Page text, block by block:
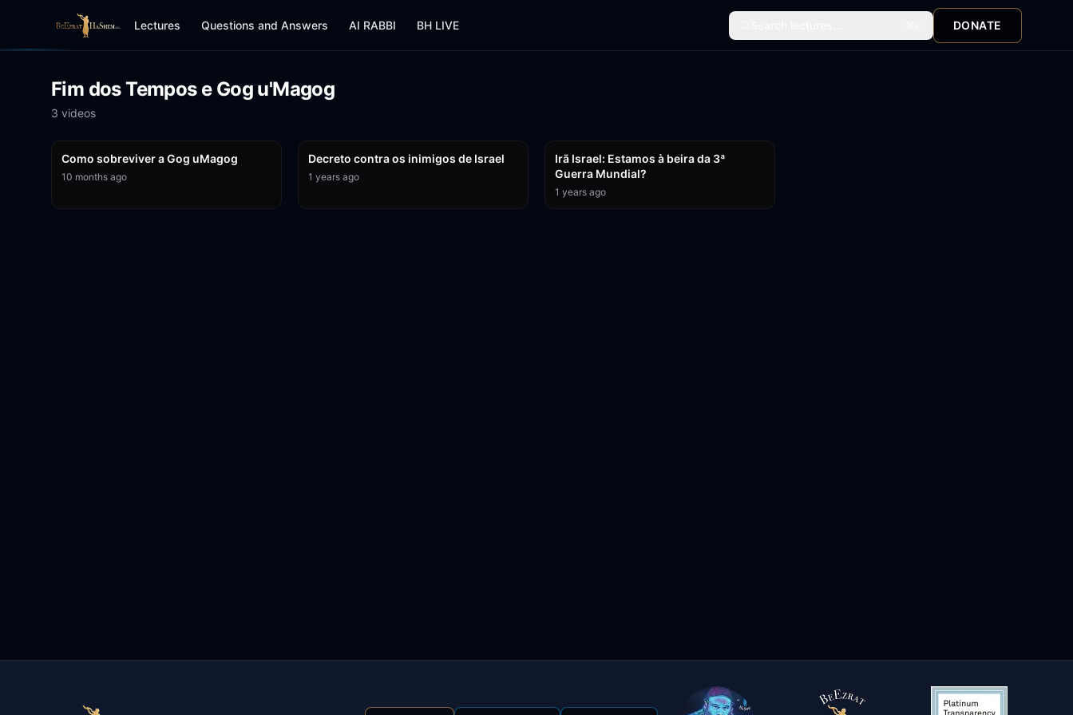
Lectures Questions and Answers AI RABBI BH LIVE DONATE
Fim dos Tempos e Gog u'Magog
3 videos
Como sobreviver a Gog uMagog
10 months ago
Decreto contra os inimigos de Israel
1 years ago
Irã Israel: Estamos à beira da 3ª
Guerra Mundial?
1 years ago